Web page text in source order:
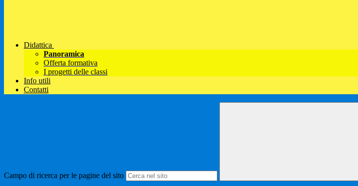
Didattica
Panoramica
Offerta formativa
I progetti delle classi
Info utili
Contatti
Campo di ricerca per le pagine del sito